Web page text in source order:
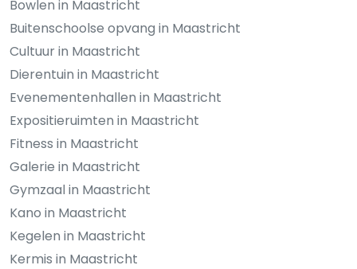
Bowlen in Maastricht
Buitenschoolse opvang in Maastricht
Cultuur in Maastricht
Dierentuin in Maastricht
Evenementenhallen in Maastricht
Expositieruimten in Maastricht
Fitness in Maastricht
Galerie in Maastricht
Gymzaal in Maastricht
Kano in Maastricht
Kegelen in Maastricht
Kermis in Maastricht